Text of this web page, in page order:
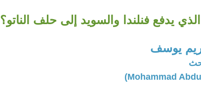
يدفع فنلندا والسويد إلى حلف الناتو؟
يوسف